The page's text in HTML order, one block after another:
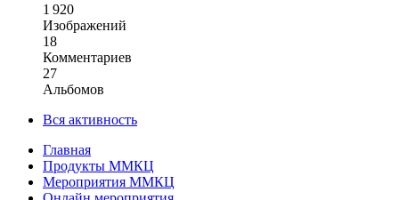
1 920
Изображений
18
Комментариев
27
Альбомов
Вся активность
Главная
Продукты ММКЦ
Мероприятия ММКЦ